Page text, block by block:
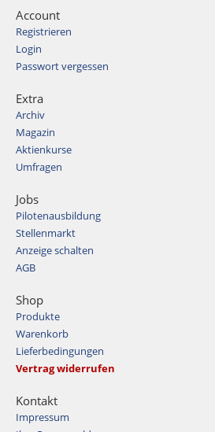
Account
Registrieren
Login
Passwort vergessen
Extra
Archiv
Magazin
Aktienkurse
Umfragen
Jobs
Pilotenausbildung
Stellenmarkt
Anzeige schalten
AGB
Shop
Produkte
Warenkorb
Lieferbedingungen
Vertrag widerrufen
Kontakt
Impressum